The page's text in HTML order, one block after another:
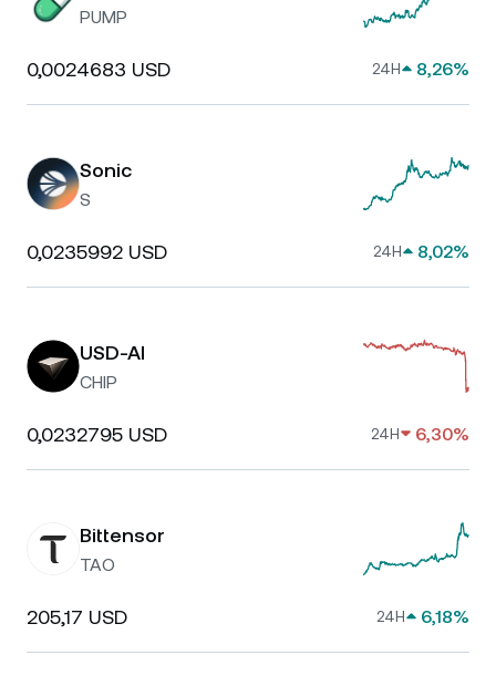
PUMP
0,0024683 USD 24H 8,26%
Sonic
S
0,0235992 USD 24H 8,02%
USD-AI
CHIP
0,0232795 USD 24H 6,30%
Bittensor
TAO
205,17 USD 24H 6,18%